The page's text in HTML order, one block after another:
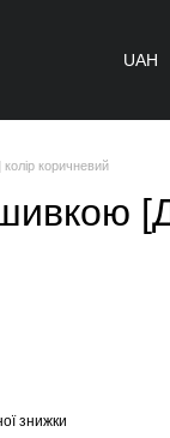
UAH
коричневий
знижки